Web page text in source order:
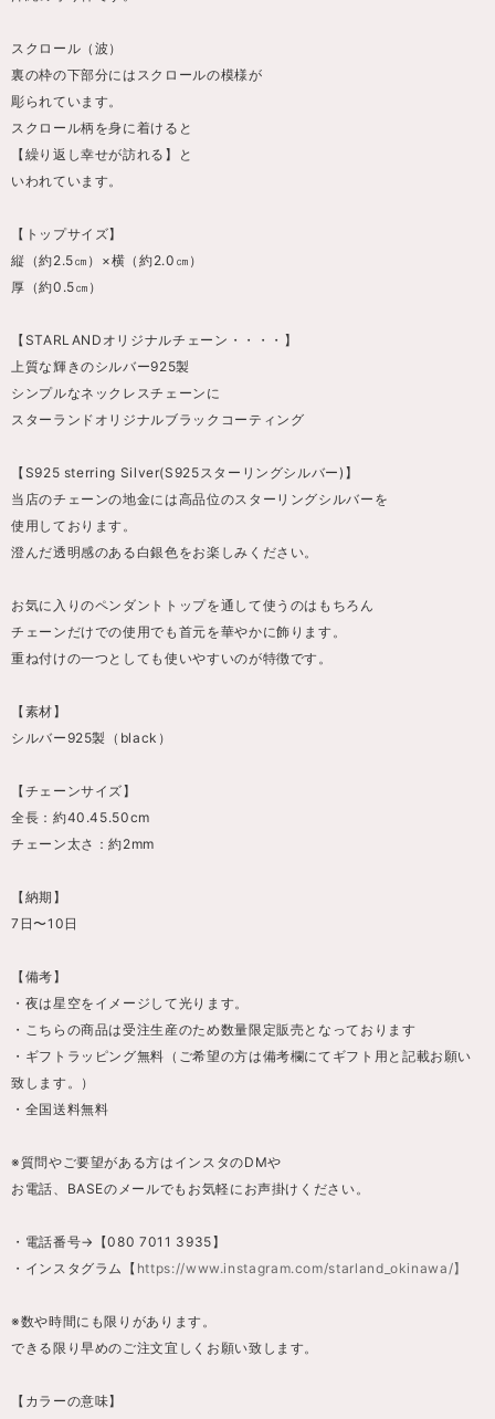
スクロール（波）
裏の枠の下部分にはスクロールの模様が
彫られています。
スクロール柄を身に着けると
【繰り返し幸せが訪れる】と
いわれています。
【トップサイズ】
縦（約2.5㎝）×横（約2.0㎝）
厚（約0.5㎝）
【STARLANDオリジナルチェーン・・・・】
上質な輝きのシルバー925製
シンプルなネックレスチェーンに
スターランドオリジナルブラックコーティング
【S925 sterring Silver(S925スターリングシルバー)】
当店のチェーンの地金には高品位のスターリングシルバーを
使用しております。
澄んだ透明感のある白銀色をお楽しみください。
お気に入りのペンダントトップを通して使うのはもちろん
チェーンだけでの使用でも首元を華やかに飾ります。
重ね付けの一つとしても使いやすいのが特徴です。
【素材】
シルバー925製（black）
【チェーンサイズ】
全長：約40.45.50cm
チェーン太さ：約2mm
【納期】
7日〜10日
【備考】
・夜は星空をイメージして光ります。
・こちらの商品は受注生産のため数量限定販売となっております
・ギフトラッピング無料（ご希望の方は備考欄にてギフト用と記載お願い
致します。）
・全国送料無料
※質問やご要望がある方はインスタのDMや
お電話、BASEのメールでもお気軽にお声掛けください。
・電話番号→【080 7011 3935】
・インスタグラム【 https://www.instagram.com/starland_okinawa/】
※数や時間にも限りがあります。
できる限り早めのご注文宜しくお願い致します。
【カラーの意味】